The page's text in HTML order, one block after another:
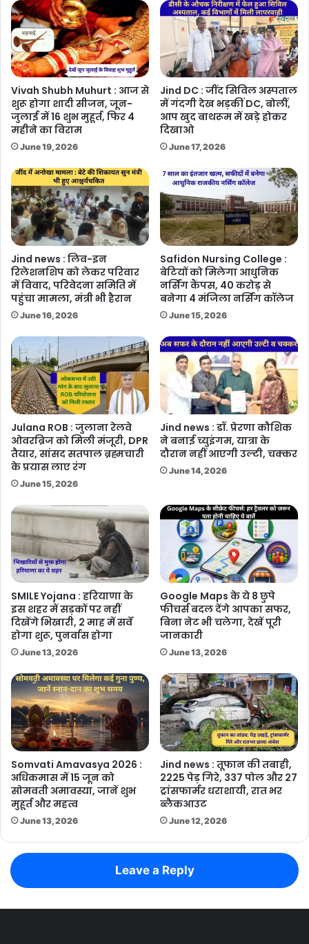
Vivah Shubh Muhurt : आज से
शुरू होगा शादी सीजन, जून-
जुलाई में 16 शुभ मुहूर्त, फिर 4
महीने का विराम
June 19, 2026
Jind DC : जींद सिविल अस्पताल
में गंदगी देख भड़कीं DC, बोलीं,
आप खुद बाथरूम में खड़े होकर
दिखाओ
June 17, 2026
Jind news : लिव-इन
रिलेशनशिप को लेकर परिवार
में विवाद, परिवेदना समिति में
पहुंचा मामला, मंत्री भी हैरान
June 16, 2026
Safidon Nursing College :
बेटियों को मिलेगा आधुनिक
नर्सिंग कैंपस, 40 करोड़ से
बनेगा 4 मंजिला नर्सिंग कॉलेज
June 15, 2026
Julana ROB : जुलाना रेलवे
ओवरब्रिज को मिली मंजूरी, DPR
तैयार, सांसद सतपाल ब्रह्मचारी
के प्रयास लाए रंग
June 15, 2026
Jind news : डॉ. प्रेरणा कौशिक
ने बनाई च्युइंगम, यात्रा के
दौरान नहीं आएगी उल्टी, चक्कर
June 14, 2026
SMILE Yojana : हरियाणा के
इस शहर में सड़कों पर नहीं
दिखेंगे भिखारी, 2 माह में सर्वे
होगा शुरू, पुनर्वास होगा
June 13, 2026
Google Maps के ये 8 छुपे
फीचर्स बदल देंगे आपका सफर,
बिना नेट भी चलेगा, देखें पूरी
जानकारी
June 13, 2026
Somvati Amavasya 2026 :
अधिकमास में 15 जून को
सोमवती अमावस्या, जानें शुभ
मुहूर्त और महत्व
June 13, 2026
Jind news : तूफान की तबाही,
2225 पेड़ गिरे, 337 पोल और 27
ट्रांसफार्मर धराशायी, रात भर
ब्लैकआउट
June 12, 2026
Leave a Reply